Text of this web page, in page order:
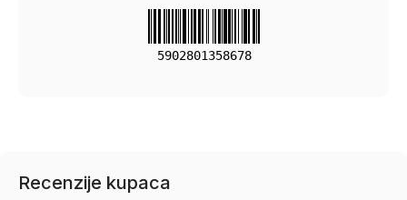
5902801358678
Recenzije kupaca